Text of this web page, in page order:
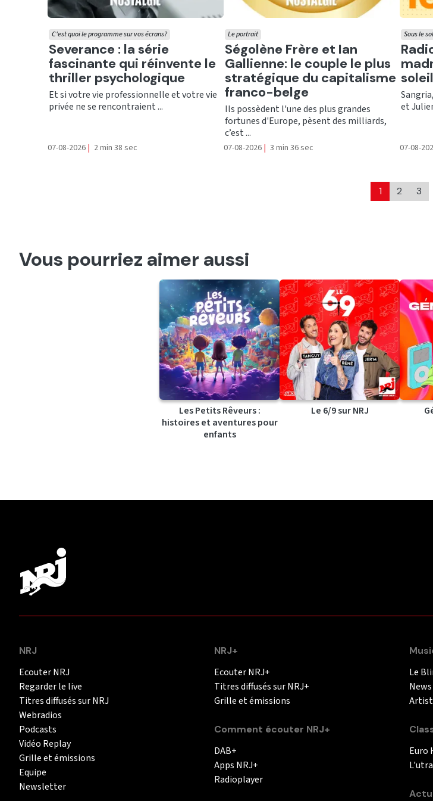
Ecouter
Severance : la série
fascinante qui réinvente le
thriller psychologique
C'est quoi le programme sur vos écrans?
Et si votre vie professionnelle et votre vie
privée ne se rencontraient ...
07-08-2026 | 2 min 38 sec
Ecouter
Ségolène Frère et Ian
Gallienne: le couple le plus
stratégique du capitalisme
franco-belge
Le portrait
Ils possèdent l'une des plus grandes
fortunes d'Europe, pèsent des milliards,
c’est ...
07-08-2026 | 3 min 36 sec
soleil
Sous le
et
07-08-
1 2 3
Vous pourriez aimer aussi
Les Petits Rêveurs :
histoires et aventures pour
enfants
Le 6/9 sur NRJ
NRJ
Ecouter NRJ
Regarder le live
Titres diffusés sur NRJ
Webradios
Podcasts
Vidéo Replay
Grille et émissions
Equipe
Newsletter
NRJ+
Ecouter NRJ+
Titres diffusés sur NRJ+
Grille et émissions
Comment écouter NRJ+
DAB+
Apps NRJ+
Radioplayer
Le
Euro